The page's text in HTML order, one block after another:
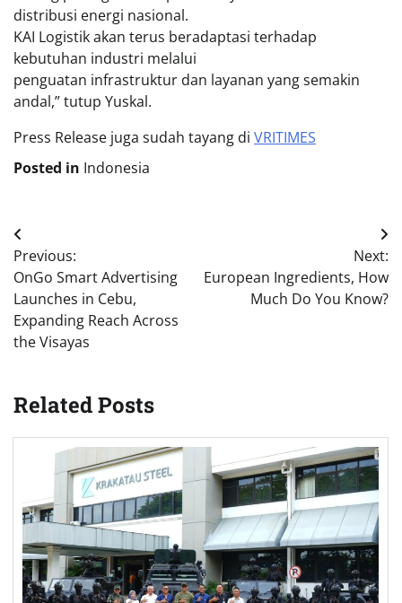
distribusi energi nasional.
KAI Logistik akan terus beradaptasi terhadap
kebutuhan industri melalui
penguatan infrastruktur dan layanan yang semakin
andal,” tutup Yuskal.
Press Release juga sudah tayang di VRITIMES
Posted in Indonesia
Post
navigation
Previous:
OnGo Smart Advertising
Launches in Cebu,
Expanding Reach Across
the Visayas
Next:
European Ingredients, How
Much Do You Know?
Related Posts